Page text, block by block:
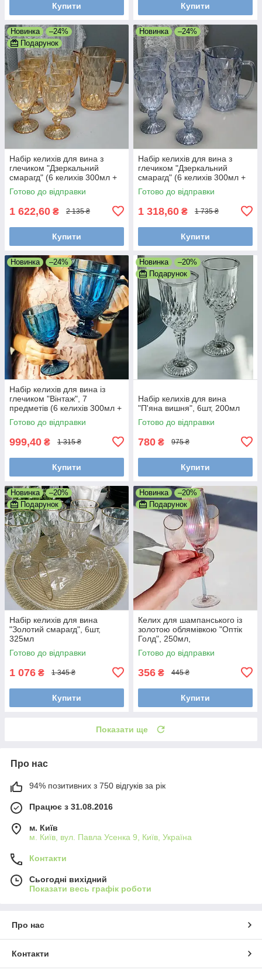
Купити Купити
Новинка
–24%
Подарунок
Набір келихів для вина з
глечиком "Дзеркальний
смарагд" (6 келихів 300мл +
глечик 1л)
Готово до відправки
1 622,60 ₴ 2 135 ₴
Купити
Новинка –24%
Набір келихів для вина з
глечиком "Дзеркальний
смарагд" (6 келихів 300мл +
глечик 1л)
Готово до відправки
1 318,60 ₴ 1 735 ₴
Купити
Новинка –24%
Набір келихів для вина із
глечиком "Вінтаж", 7
предметів (6 келихів 300мл +
глечик 1л) Синій
Готово до відправки
999,40 ₴ 1 315 ₴
Купити
Новинка
–20%
Подарунок
Набір келихів для вина
"П'яна вишня", 6шт, 200мл
Готово до відправки
780 ₴ 975 ₴
Купити
Новинка
–20%
Подарунок
Набір келихів для вина
"Золотий смарагд", 6шт,
325мл
Готово до відправки
1 076 ₴ 1 345 ₴
Купити
Новинка
–20%
Подарунок
Келих для шампанського із
золотою облямівкою "Оптік
Голд", 250мл,
Перламутровий
Готово до відправки
356 ₴ 445 ₴
Купити
Показати ще
Про нас
94% позитивних з 750 відгуків за рік
Працює з 31.08.2016
м. Київ
м. Київ, вул. Павла Усенка 9, Київ, Україна
Контакти
Сьогодні вихідний
Показати весь графік роботи
Про нас
Контакти